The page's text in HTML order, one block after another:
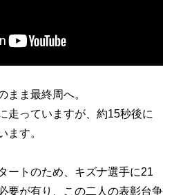
まま最終周へ。
走っていますが、約15秒後に
ます。
ートのため、キズナ選手に21
要が有り、この二人の表彰台争